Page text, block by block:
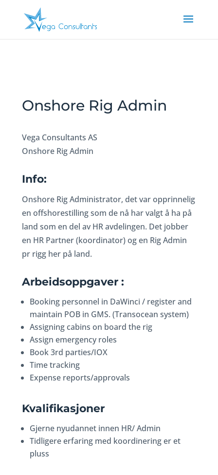
Onshore Rig Admin
Vega Consultants AS
Onshore Rig Admin
Info:
Onshore Rig Administrator, det var opprinnelig
en offshorestilling som de nå har valgt å ha på
land som en del av HR avdelingen. Det jobber
en HR Partner (koordinator) og en Rig Admin
pr rigg her på land.
Arbeidsoppgaver :
Booking personnel in DaWinci / register and
maintain POB in GMS. (Transocean system)
Assigning cabins on board the rig
Assign emergency roles
Book 3rd parties/IOX
Time tracking
Expense reports/approvals
Kvalifikasjoner
Gjerne nyudannet innen HR/ Admin
Tidligere erfaring med koordinering er et
pluss